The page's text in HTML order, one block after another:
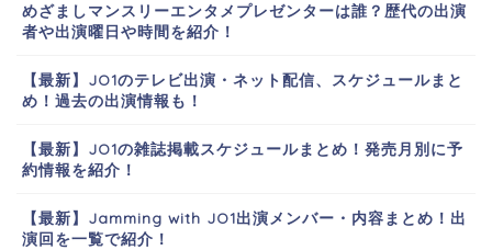
めざましマンスリーエンタメプレゼンターは誰？歴代の出演
者や出演曜日や時間を紹介！
【最新】JO1のテレビ出演・ネット配信、スケジュールまと
め！過去の出演情報も！
【最新】JO1の雑誌掲載スケジュールまとめ！発売月別に予
約情報を紹介！
【最新】Jamming with JO1出演メンバー・内容まとめ！出
演回を一覧で紹介！